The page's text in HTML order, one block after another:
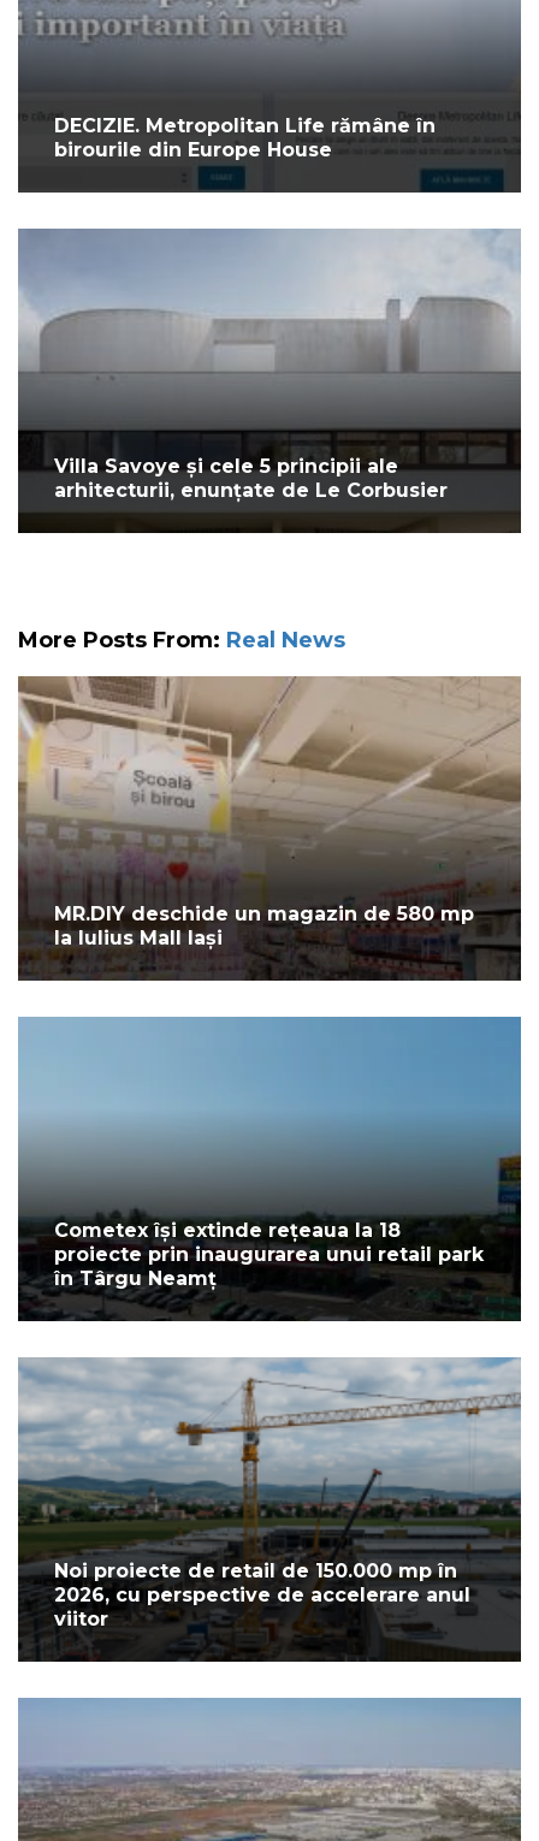
DECIZIE. Metropolitan Life rămâne în
birourile din Europe House
Villa Savoye și cele 5 principii ale
arhitecturii, enunțate de Le Corbusier
More Posts From: Real News
MR.DIY deschide un magazin de 580 mp
la Iulius Mall Iași
Cometex își extinde rețeaua la 18
proiecte prin inaugurarea unui retail park
în Târgu Neamț
Noi proiecte de retail de 150.000 mp în
2026, cu perspective de accelerare anul
viitor